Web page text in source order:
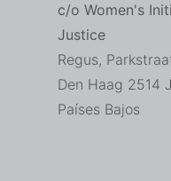
c/o Women's
Justice
Regus,
Den Haag 2514
Países Bajos